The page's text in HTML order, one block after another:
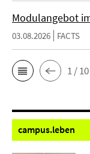
Modulangebot
03.08.2026 FACTS
1 / 10
campus.leben